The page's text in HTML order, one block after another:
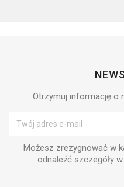
Otrzymuj informację o
Możesz zrezygnować w
odnaleźć szczegóły